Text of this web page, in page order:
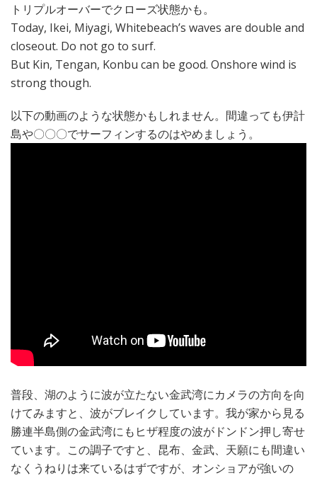
トリプルオーバーでクローズ状態かも。
Today, Ikei, Miyagi, Whitebeach’s waves are double and
closeout. Do not go to surf.
But Kin, Tengan, Konbu can be good. Onshore wind is
strong though.
以下の動画のような状態かもしれません。間違っても伊計
島や〇〇〇でサーフィンするのはやめましょう。
普段、湖のように波が立たない金武湾にカメラの方向を向
けてみますと、波がブレイクしています。我が家から見る
勝連半島側の金武湾にもヒザ程度の波がドンドン押し寄せ
ています。この調子ですと、昆布、金武、天願にも間違い
なくうねりは来ているはずですが、オンショアが強いの